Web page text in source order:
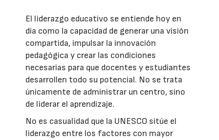
El liderazgo educativo se entiende hoy en
día como la capacidad de generar una visión
compartida, impulsar la innovación
pedagógica y crear las condiciones
necesarias para que docentes y estudiantes
desarrollen todo su potencial. No se trata
únicamente de administrar un centro, sino
de liderar el aprendizaje.
No es casualidad que la UNESCO sitúe el
liderazgo entre los factores con mayor